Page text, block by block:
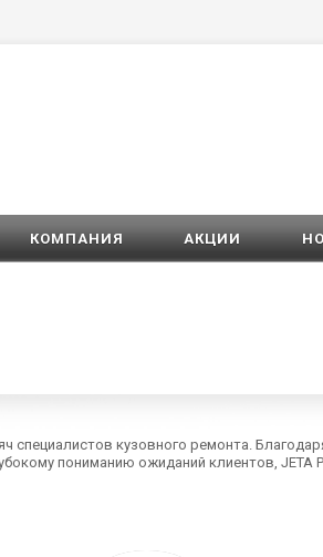
КОМПАНИЯ АКЦИИ
специалистов кузовного ремонта.
пониманию ожиданий клиентов, JETA